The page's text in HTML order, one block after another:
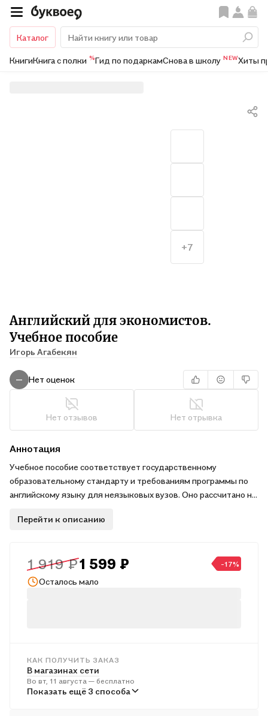
Каталог
КнигиКнига с полки %Гид по подаркамСнова в школу NEWХиты
Английский для экономистов.
Учебное пособие
Игорь Агабекян
— Нет оценок
Нет отзывов Нет отрывка
+7
Аннотация
Учебное пособие соответствует государственному
образовательному стандарту и требованиям программы по
английскому языку для неязыковых вузов. Оно рассчитано на
использоваться в средних специальных учебных заведениях
и микроэкономические теории, действие экономических
законов в реальной жизни. Для студентов высших учебных
Перейти к описанию
1 919 ₽1 599 ₽ -17%
Осталось мало
КАК ПОЛУЧИТЬ ЗАКАЗ
В магазинах сети
Во вт, 11 августа — бесплатно
В пунктах выдачи
Показать ещё 3 способа